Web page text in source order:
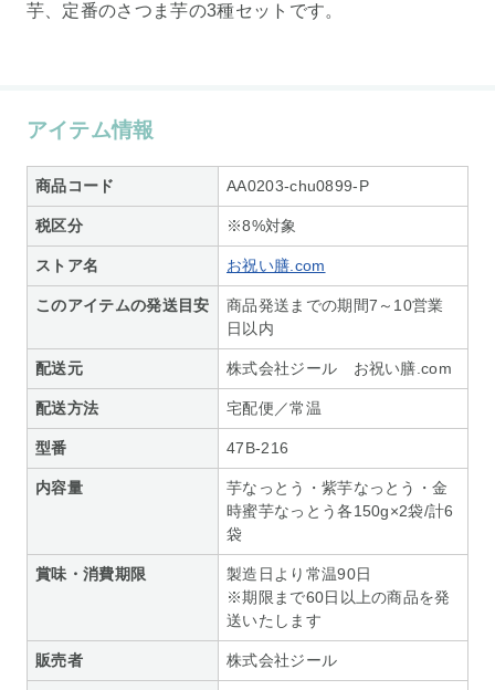
芋、定番のさつま芋の3種セットです。
アイテム情報
商品コード AA0203-chu0899-P
税区分 ※8%対象
ストア名 お祝い膳.com
このアイテムの発送目安
商品発送までの期間7～10営業
日以内
配送元 株式会社ジール お祝い膳.com
配送方法 宅配便／常温
型番 47B-216
内容量
芋なっとう・紫芋なっとう・金
時蜜芋なっとう各150g×2袋/計6
袋
賞味・消費期限
製造日より常温90日
※期限まで60日以上の商品を発
送いたします
販売者 株式会社ジール